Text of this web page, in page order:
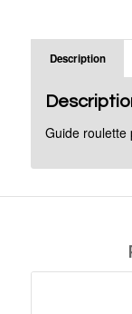
Description
Guide roulette